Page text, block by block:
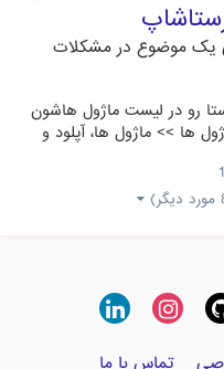
یک موضوع در مشکلات
رو در لیست ماژول هاشون
ها >> ماژول ها، آپلود و
تماس با ما